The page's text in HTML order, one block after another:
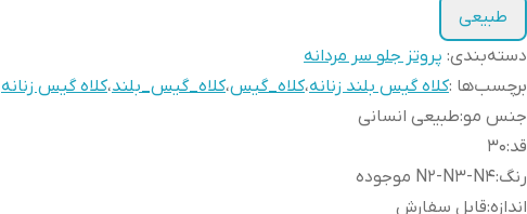
طبیعی
دسته‌بندی: پروتز جلو سر مردانه
برچسب‌ها :کلاه گیس بلند زنانه،کلاه_گیس،کلاه_گیس_بلند،کلاه گیس زنانه
جنس مو:طبیعی انسانی
قد:
30
رنگ:N2-N3-N4 موجوده
اندازه:قابل سفارش